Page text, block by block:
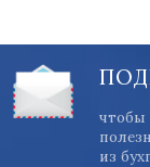
чтобы
из